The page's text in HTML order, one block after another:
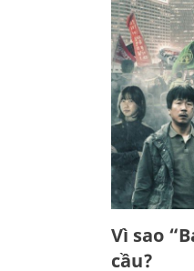
Vì sao
cầu?